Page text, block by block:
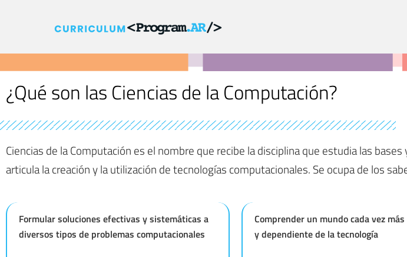
¿Qué son las Ciencias de la Computación?
Ciencias de la Computación es el nombre que recibe la disciplina que estudia las
articula la creación y la utilización de tecnologías computacionales. Se ocupa de los
Formular soluciones efectivas y sistemáticas a
diversos tipos de problemas computacionales
Comprender un mundo cada vez
y dependiente de la tecnología